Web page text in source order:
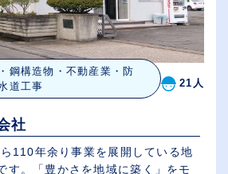
鋼構造物・不動産業・防
道工事
21人
社
110年余り事業を展開している地
す。「豊かさを地域に築く」をモ